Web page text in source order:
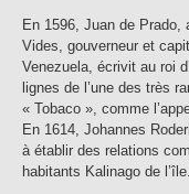
En 1596, Juan de
Vides, gouverneur et
Venezuela, écrivit au roi
lignes de l’une des très
« Tobaco », comme
En 1614, Johannes
à établir des relations
habitants Kalinago de l’île.